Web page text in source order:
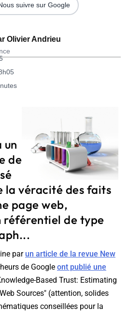
Olivier Andrieu
suivre sur Google
un
de
la véracité des faits
page web,
référentiel de type
par un article de la revue New
de Google ont publié une
Based Trust: Estimating
Sources" (attention, solides
conseillées pour la